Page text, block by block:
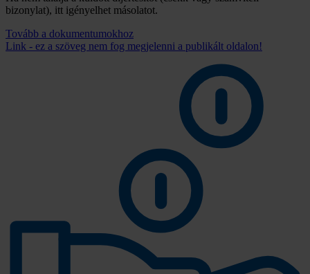
bizonylat), itt igényelhet másolatot.
Tovább a dokumentumokhoz
Link - ez a szöveg nem fog megjelenni a publikált oldalon!